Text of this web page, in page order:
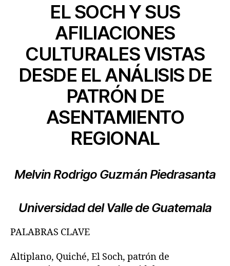
EL SOCH Y SUS
AFILIACIONES
CULTURALES VISTAS
DESDE EL ANÁLISIS DE
PATRÓN DE
ASENTAMIENTO
REGIONAL
Melvin Rodrigo Guzmán Piedrasanta
Universidad del Valle de Guatemala
PALABRAS CLAVE
Altiplano, Quiché, El Soch, patrón de